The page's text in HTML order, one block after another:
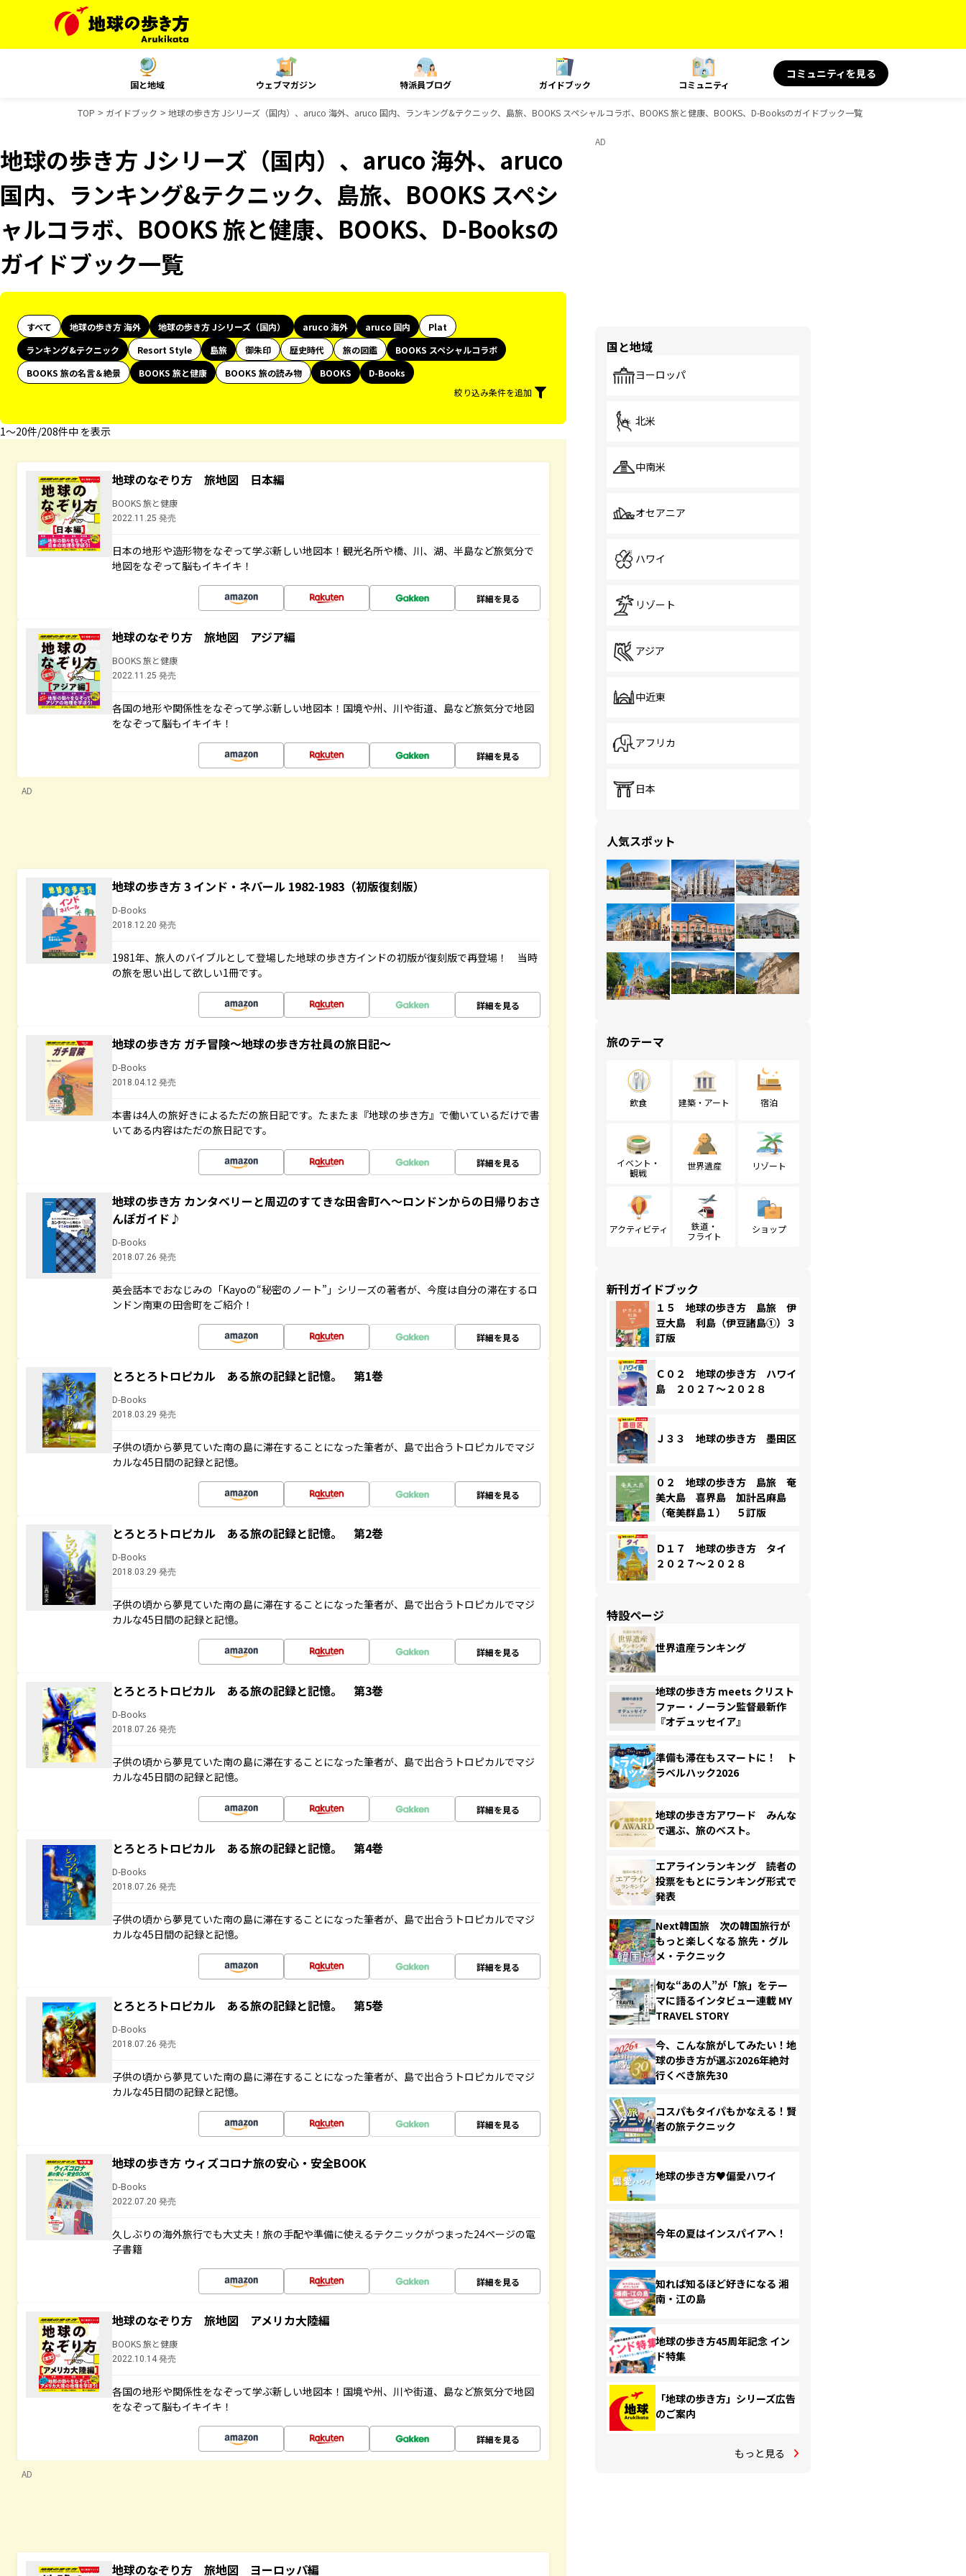
国と地域 ウェブマガジン 特派員ブログ ガイドブック コミュニティ
コミュニティを見る
TOP ガイドブック 地球の歩き方 Jシリーズ（国内）、aruco 海外、aruco 国内、ランキング&テクニック、島旅、BOOKS スペシャルコラボ、BOOKS 旅と健康、BOOKS、D-Booksのガイドブック一覧
地球の歩き方 Jシリーズ（国内）、aruco 海外、aruco
国内、ランキング&テクニック、島旅、BOOKS スペシ
ャルコラボ、BOOKS 旅と健康、BOOKS、D-Booksの
ガイドブック一覧
すべて 地球の歩き方 海外 地球の歩き方 Jシリーズ（国内） aruco 海外 aruco 国内
Plat
ランキング&テクニック
Resort Style 島旅 御朱印 歴史時代 旅の図鑑
BOOKS スペシャルコラボ
BOOKS 旅の名言＆絶景
BOOKS 旅と健康 BOOKS 旅の読み物 BOOKS
D-Books
絞り込み条件を追加
1〜20件/208件中 を表示
地球のなぞり方 旅地図 日本編
BOOKS 旅と健康
2022.11.25 発売
日本の地形や造形物をなぞって学ぶ新しい地図本！観光名所や橋、川、湖、半島など旅気分で
地図をなぞって脳もイキイキ！
詳細を見る
地球のなぞり方 旅地図 アジア編
BOOKS 旅と健康
2022.11.25 発売
各国の地形や関係性をなぞって学ぶ新しい地図本！国境や州、川や街道、島など旅気分で地図
をなぞって脳もイキイキ！
詳細を見る
AD
地球の歩き方 3 インド・ネパール 1982-1983（初版復刻版）
D-Books
2018.12.20 発売
1981年、旅人のバイブルとして登場した地球の歩き方インドの初版が復刻版で再登場！ 当時
の旅を思い出して欲しい1冊です。
詳細を見る
地球の歩き方 ガチ冒険～地球の歩き方社員の旅日記～
D-Books
2018.04.12 発売
本書は4人の旅好きによるただの旅日記です。たまたま『地球の歩き方』で働いているだけで書
いてある内容はただの旅日記です。
詳細を見る
地球の歩き方 カンタベリーと周辺のすてきな田舎町へ～ロンドンからの日帰りおさ
んぽガイド♪
D-Books
2018.07.26 発売
英会話本でおなじみの「Kayoの“秘密のノート”」シリーズの著者が、今度は自分の滞在するロ
ンドン南東の田舎町をご紹介！
詳細を見る
とろとろトロピカル ある旅の記録と記憶。 第1巻
D-Books
2018.03.29 発売
子供の頃から夢見ていた南の島に滞在することになった筆者が、島で出合うトロピカルでマジ
カルな45日間の記録と記憶。
詳細を見る
とろとろトロピカル ある旅の記録と記憶。 第2巻
D-Books
2018.03.29 発売
子供の頃から夢見ていた南の島に滞在することになった筆者が、島で出合うトロピカルでマジ
カルな45日間の記録と記憶。
詳細を見る
とろとろトロピカル ある旅の記録と記憶。 第3巻
D-Books
2018.07.26 発売
子供の頃から夢見ていた南の島に滞在することになった筆者が、島で出合うトロピカルでマジ
カルな45日間の記録と記憶。
詳細を見る
とろとろトロピカル ある旅の記録と記憶。 第4巻
D-Books
2018.07.26 発売
子供の頃から夢見ていた南の島に滞在することになった筆者が、島で出合うトロピカルでマジ
カルな45日間の記録と記憶。
詳細を見る
とろとろトロピカル ある旅の記録と記憶。 第5巻
D-Books
2018.07.26 発売
子供の頃から夢見ていた南の島に滞在することになった筆者が、島で出合うトロピカルでマジ
カルな45日間の記録と記憶。
詳細を見る
地球の歩き方 ウィズコロナ旅の安心・安全BOOK
D-Books
2022.07.20 発売
久しぶりの海外旅行でも大丈夫！旅の手配や準備に使えるテクニックがつまった24ページの電
子書籍
詳細を見る
地球のなぞり方 旅地図 アメリカ大陸編
BOOKS 旅と健康
2022.10.14 発売
各国の地形や関係性をなぞって学ぶ新しい地図本！国境や州、川や街道、島など旅気分で地図
をなぞって脳もイキイキ！
詳細を見る
AD
地球のなぞり方 旅地図 ヨーロッパ編
AD
国と地域
ヨーロッパ
北米
中南米
オセアニア
ハワイ
リゾート
アジア
中近東
アフリカ
日本
人気スポット
旅のテーマ
飲食 建築・アート 宿泊
イベント・
観戦
世界遺産 リゾート
アクティビティ
鉄道・
フライト
ショップ
新刊ガイドブック
１５ 地球の歩き方 島旅 伊
豆大島 利島（伊豆諸島①）３
訂版
Ｃ０２ 地球の歩き方 ハワイ
島 ２０２７～２０２８
Ｊ３３ 地球の歩き方 墨田区
０２ 地球の歩き方 島旅 奄
美大島 喜界島 加計呂麻島
（奄美群島１） ５訂版
Ｄ１７ 地球の歩き方 タイ
２０２７～２０２８
特設ページ
世界遺産ランキング
地球の歩き方 meets クリスト
ファー・ノーラン監督最新作
『オデュッセイア』
準備も滞在もスマートに！ ト
ラベルハック2026
地球の歩き方アワード みんな
で選ぶ、旅のベスト。
エアラインランキング 読者の
投票をもとにランキング形式で
発表
Next韓国旅 次の韓国旅行が
もっと楽しくなる 旅先・グル
メ・テクニック
旬な“あの人”が「旅」をテー
マに語るインタビュー連載 MY
TRAVEL STORY
今、こんな旅がしてみたい！地
球の歩き方が選ぶ2026年絶対
行くべき旅先30
コスパもタイパもかなえる！賢
者の旅テクニック
地球の歩き方♥偏愛ハワイ
今年の夏はインスパイアへ！
知れば知るほど好きになる 湘
南・江の島
地球の歩き方45周年記念 イン
ド特集
「地球の歩き方」シリーズ広告
のご案内
もっと見る